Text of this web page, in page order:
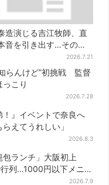
造演じる吉江牧師、直
音を引き出す…その演
称賛「見てるだけで
くる」
2026.7.21
らんけど”初挑戦 監督
こり
2026.7.28
』イベントで奈良へ
えてうれしい」
2026.8.3
ランチ」大阪初上
行列…1000円以下メニ
2026.7.9